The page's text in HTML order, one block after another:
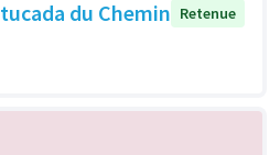
du Chemin Retenue